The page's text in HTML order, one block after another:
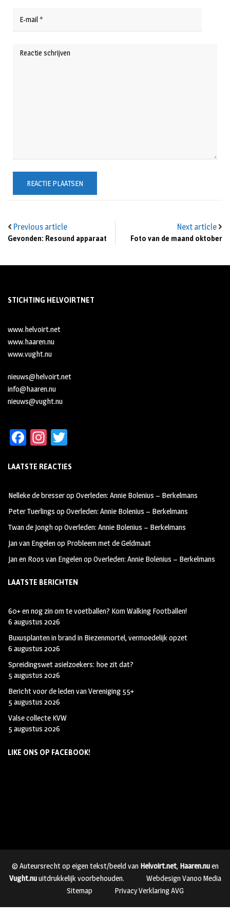
Previous article
Gevonden: Resound apparaat
Next article
Foto van de maand oktober
STICHTING HELVOIRTNET
www.helvoirt.net
www.haaren.nu
www.vught.nu
nieuws@helvoirt.net
info@haaren.nu
nieuws@vught.nu
Fa
b
oo
k
In
ag
m
tt
LAATSTE REACTIES
Nelleke de bresseropOverleden: Annie Bolenius – Berkelmans
Peter Tuerlings opOverleden: Annie Bolenius – Berkelmans
Twan de JonghopOverleden: Annie Bolenius – Berkelmans
Jan van Engelenop Probleem met de Geldmaat
Jan en Roos van EngelenopOverleden: Annie Bolenius – Berkelmans
LAATSTE BERICHTEN
60+ en nog zin om te voetballen? Kom Walking Footballen!
6 augustus 2026
Buxusplanten in brand in Biezenmortel, vermoedelijk opzet
6 augustus 2026
Spreidingswet asielzoekers: hoe zit dat?
5 augustus 2026
Bericht voor de leden van Vereniging 55+
5 augustus 2026
Valse collecte KVW
5 augustus 2026
LIKE ONS OP FACEBOOK!
© Auteursrecht op eigen tekst/beeld van Helvoirt.net, Haaren.nuen
Vught.nuuitdrukkelijk voorbehouden.
Webdesign Vanoo Media
Sitemap
Privacy Verklaring AVG